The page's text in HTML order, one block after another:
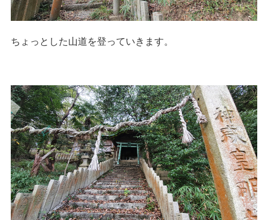
ちょっとした山道を登っていきます。